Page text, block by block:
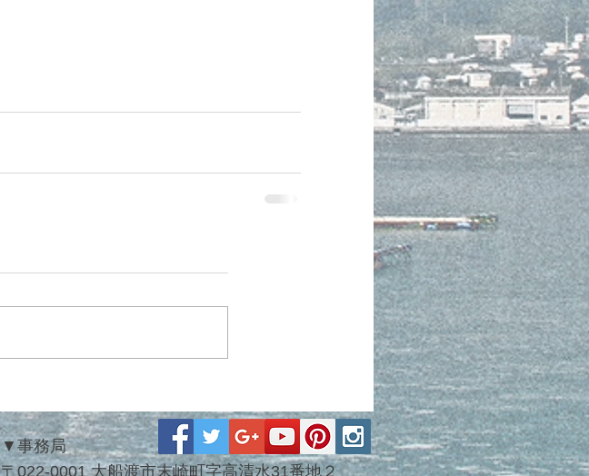
▼事務局
〒022-0001 大船渡市末崎町字高清水31番地２